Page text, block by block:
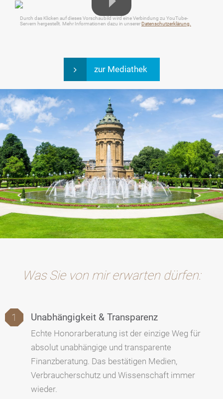
Durch das Klicken auf dieses Vorschaubild wird eine Verbindung zu YouTube-
Servern hergestellt. Mehr Informationen dazu in unsererDatenschutzerklärung.
zur Mediathek
Was Sie von mir erwarten dürfen:
Unabhängigkeit & Transparenz
Echte Honorarberatung ist der einzige Weg für
absolut unabhängige und transparente
Finanzberatung. Das bestätigen Medien,
Verbraucherschutz und Wissenschaft immer
wieder.